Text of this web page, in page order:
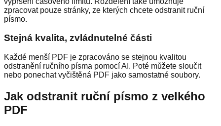
zpracovat pouze stránky, ze kterých chcete odstranit ruční
písmo.
Stejná kvalita, zvládnutelné části
Každé menší PDF je zpracováno se stejnou kvalitou
odstranění ručního písma pomocí AI. Poté můžete sloučit
nebo ponechat vyčištěná PDF jako samostatné soubory.
Jak odstranit ruční písmo z velkého
PDF